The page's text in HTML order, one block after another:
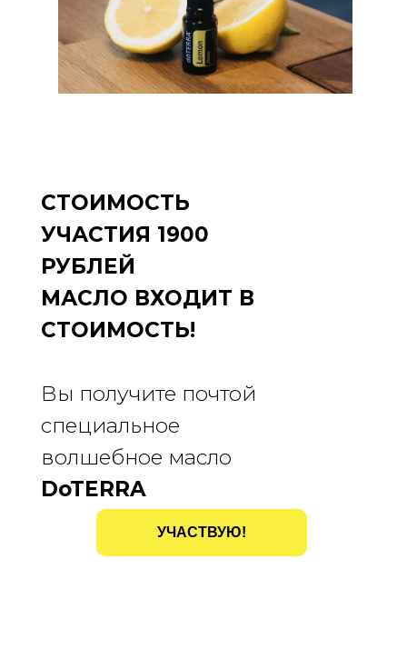
СТОИМОСТЬ
УЧАСТИЯ 1900
РУБЛЕЙ
МАСЛО ВХОДИТ В
СТОИМОСТЬ!
Вы получите почтой
специальное
волшебное масло
DoTERRA
УЧАСТВУЮ!